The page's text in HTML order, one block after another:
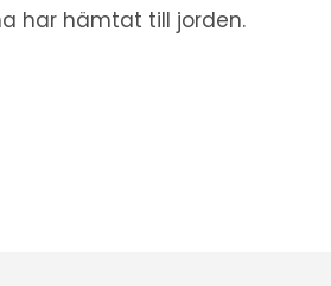
har hämtat till jorden.